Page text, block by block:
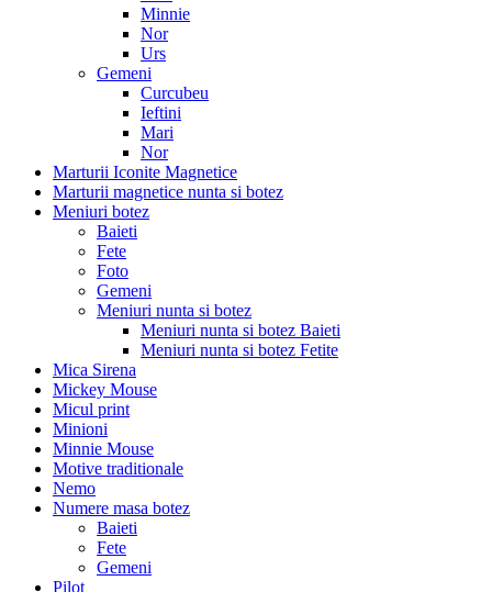
Minnie
Nor
Urs
Gemeni
Curcubeu
Ieftini
Mari
Nor
Marturii Iconite Magnetice
Marturii magnetice nunta si botez
Meniuri botez
Baieti
Fete
Foto
Gemeni
Meniuri nunta si botez
Meniuri nunta si botez Baieti
Meniuri nunta si botez Fetite
Mica Sirena
Mickey Mouse
Micul print
Minioni
Minnie Mouse
Motive traditionale
Nemo
Numere masa botez
Baieti
Fete
Gemeni
Pilot